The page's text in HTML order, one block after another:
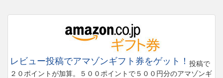
レビュー投稿でアマゾンギフト券をゲット！ 投稿で
２０ポイントが加算。５００ポイントで５００円分のアマゾンギ